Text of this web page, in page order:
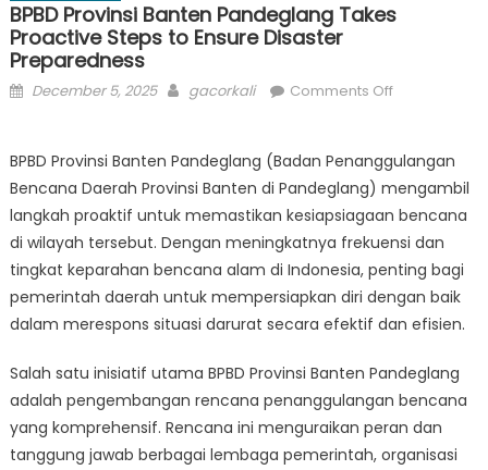
BPBD Provinsi Banten Pandeglang Takes
Proactive Steps to Ensure Disaster
Preparedness
Posted
December 5, 2025 Author
gacorkali Comments Offon
Banten
Pandeglang
Takes
Proactive
Steps
to
Ensure
BPBD Provinsi Banten Pandeglang (Badan Penanggulangan
Bencana Daerah Provinsi Banten di Pandeglang) mengambil
langkah proaktif untuk memastikan kesiapsiagaan bencana
di wilayah tersebut. Dengan meningkatnya frekuensi dan
tingkat keparahan bencana alam di Indonesia, penting bagi
pemerintah daerah untuk mempersiapkan diri dengan baik
dalam merespons situasi darurat secara efektif dan efisien.
Salah satu inisiatif utama BPBD Provinsi Banten Pandeglang
adalah pengembangan rencana penanggulangan bencana
yang komprehensif. Rencana ini menguraikan peran dan
tanggung jawab berbagai lembaga pemerintah, organisasi